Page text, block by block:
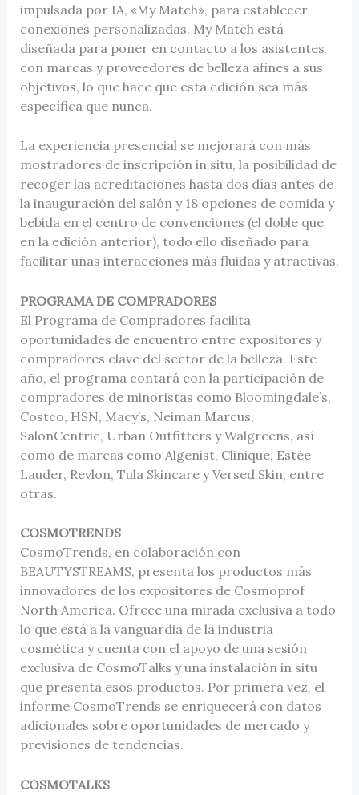
impulsada por IA, «My Match», para establecer
conexiones personalizadas. My Match está
diseñada para poner en contacto a los asistentes
con marcas y proveedores de belleza afines a sus
objetivos, lo que hace que esta edición sea más
específica que nunca.
La experiencia presencial se mejorará con más
mostradores de inscripción in situ, la posibilidad de
recoger las acreditaciones hasta dos días antes de
la inauguración del salón y 18 opciones de comida y
bebida en el centro de convenciones (el doble que
en la edición anterior), todo ello diseñado para
facilitar unas interacciones más fluidas y atractivas.
PROGRAMA DE COMPRADORES
El Programa de Compradores facilita
oportunidades de encuentro entre expositores y
compradores clave del sector de la belleza. Este
año, el programa contará con la participación de
compradores de minoristas como Bloomingdale’s,
Costco, HSN, Macy’s, Neiman Marcus,
SalonCentric, Urban Outfitters y Walgreens, así
como de marcas como Algenist, Clinique, Estée
Lauder, Revlon, Tula Skincare y Versed Skin, entre
otras.
COSMOTRENDS
CosmoTrends, en colaboración con
BEAUTYSTREAMS, presenta los productos más
innovadores de los expositores de Cosmoprof
North America. Ofrece una mirada exclusiva a todo
lo que está a la vanguardia de la industria
cosmética y cuenta con el apoyo de una sesión
exclusiva de CosmoTalks y una instalación in situ
que presenta esos productos. Por primera vez, el
informe CosmoTrends se enriquecerá con datos
adicionales sobre oportunidades de mercado y
previsiones de tendencias.
COSMOTALKS